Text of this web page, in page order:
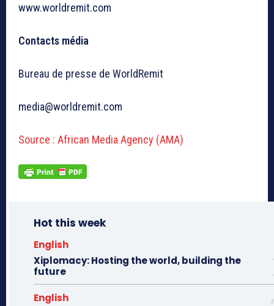
www.worldremit.com
Contacts média
Bureau de presse de WorldRemit
media@worldremit.com
Source : African Media Agency (AMA)
Hot this week
English
Xiplomacy: Hosting the world, building the
future
English